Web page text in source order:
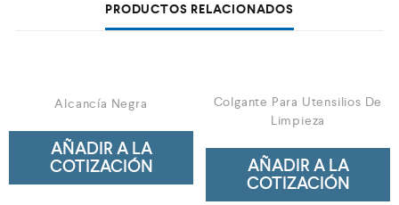
PRODUCTOS RELACIONADOS
Alcancía Negra
AÑADIR A LA
COTIZACIÓN
Colgante Para Utensilios De
Limpieza
AÑADIR A LA
COTIZACIÓN